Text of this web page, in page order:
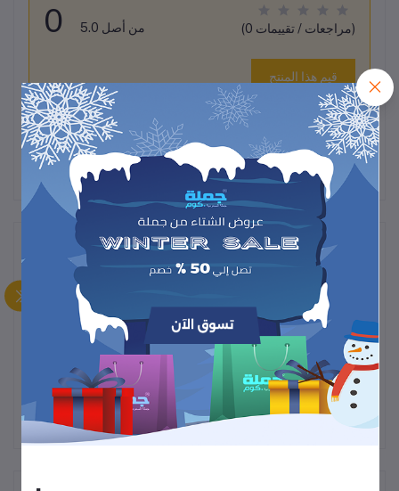
0 من أصل 5.0 (0 مراجعات / تقييمات)
قيم هذا المنتج
لم تكن هناك تقييمات لهذا المنتج حتى الآن.
لوحة ظلال عيون بلمسات نهائية لؤلؤية وغير لامعة - لوحة ظلال
عيون مكونة من 9 ألوان، لوحة مكياج تدوم طويلاً، مكياج متعدد
الاستخدامات
.